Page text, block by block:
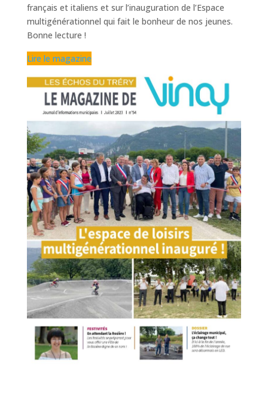
français et italiens et sur l’inauguration de l’Espace
multigénérationnel qui fait le bonheur de nos jeunes.
Bonne lecture !
Lire le magazine